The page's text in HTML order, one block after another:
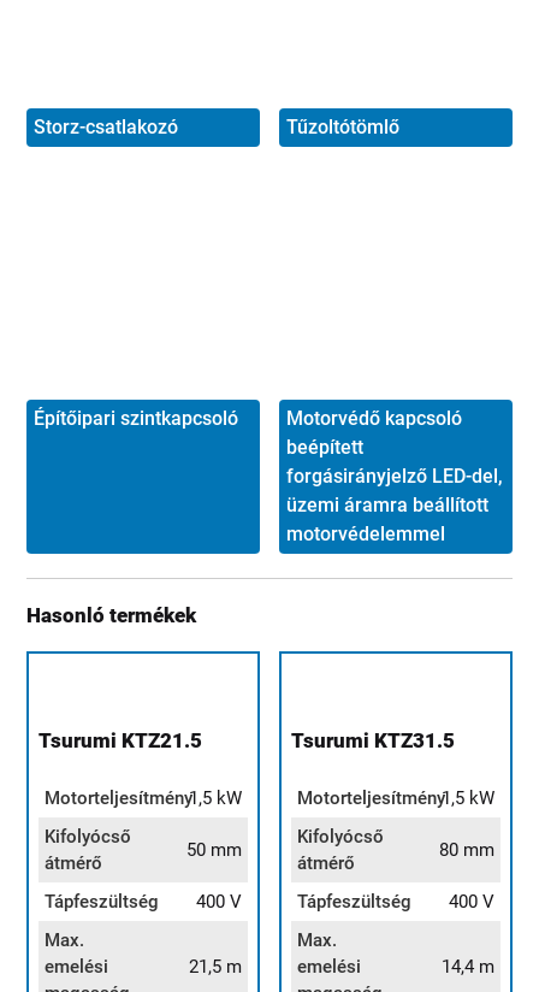
Storz-csatlakozó Tűzoltótömlő
Építőipari szintkapcsoló
Motorvédő kapcsoló
beépített
forgásirányjelző LED-del,
üzemi áramra beállított
motorvédelemmel
Hasonló termékek
Tsurumi KTZ21.5
Motorteljesítmény1,5 kW
Kifolyócső
átmérő
50 mm
Tápfeszültség
400 V
Max.
emelési
21,5 m
Tsurumi KTZ31.5
Motorteljesítmény1,5 kW
Kifolyócső
átmérő
80 mm
Tápfeszültség
400 V
Max.
emelési
14,4 m